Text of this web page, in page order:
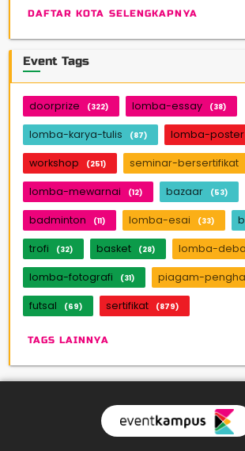
DAFTAR KOTA SELENGKAPNYA
Event Tags
doorprize (322) lomba-essay (38)
lomba-karya-tulis (87) lomba-poster
workshop (251) seminar-bersertifikat
lomba-mewarnai (12) bazaar (53)
badminton (11) lomba-esai (33)
trofi (32) basket (28) lomba-
lomba-fotografi (31) piagam-
futsal (69) sertifikat (879)
TAGS LAINNYA